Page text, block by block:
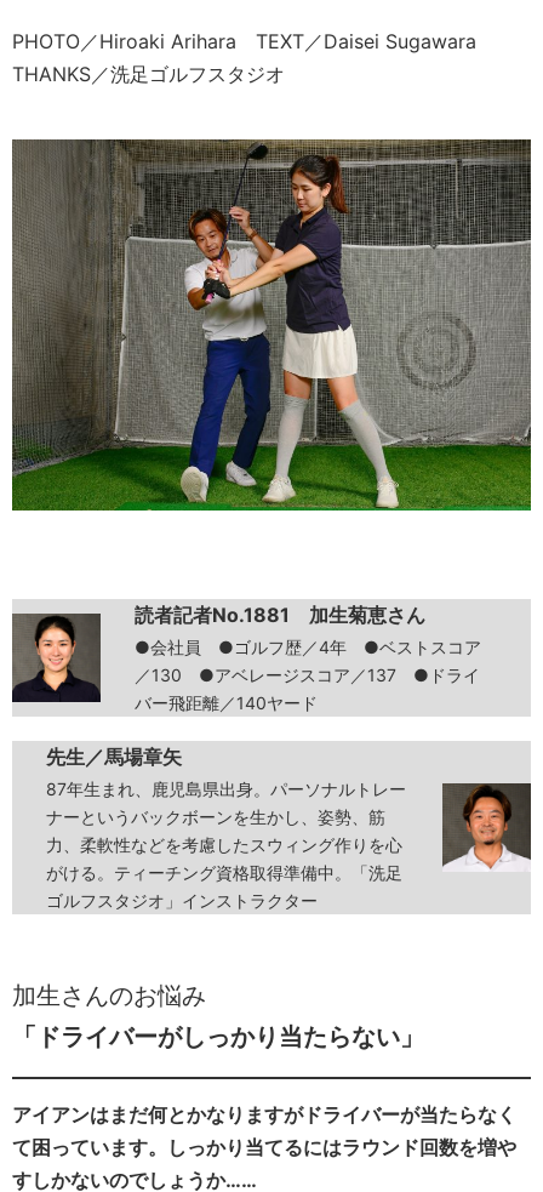
PHOTO／Hiroaki Arihara TEXT／Daisei Sugawara
THANKS／洗足ゴルフスタジオ
読者記者No.1881 加生菊恵さん
●会社員 ●ゴルフ歴／4年 ●ベストスコア
／130 ●アベレージスコア／137 ●ドライ
バー飛距離／140ヤード
先生／馬場章矢
87年生まれ、鹿児島県出身。パーソナルトレー
ナーというバックボーンを生かし、姿勢、筋
力、柔軟性などを考慮したスウィング作りを心
がける。ティーチング資格取得準備中。「洗足
ゴルフスタジオ」インストラクター
加生さんのお悩み
「ドライバーがしっかり当たらない」
アイアンはまだ何とかなりますがドライバーが当たらなく
て困っています。しっかり当てるにはラウンド回数を増や
すしかないのでしょうか……